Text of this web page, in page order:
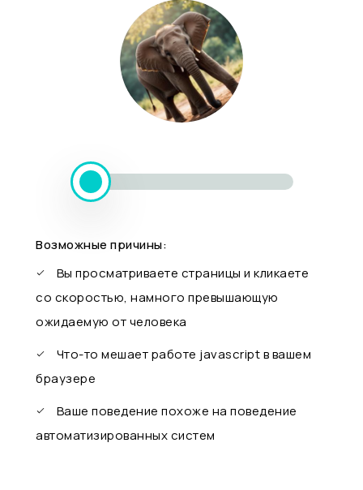
Возможные причины:
Вы просматриваете страницы и кликаете
со скоростью, намного превышающую
ожидаемую от человека
Что-то мешает работе javascript в вашем
браузере
Ваше поведение похоже на поведение
автоматизированных систем